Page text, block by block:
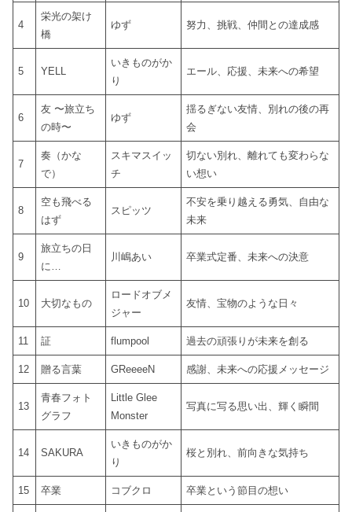
4
栄光の架け
橋
ゆず 努力、挑戦、仲間との達成感
5 YELL
いきものがか
り
エール、応援、未来への希望
6
友 〜旅立ち
の時〜
ゆず
揺るぎない友情、別れの後の再
会
7
奏（かな
で）
スキマスイッ
チ
切ない別れ、離れても変わらな
い想い
8
空も飛べる
はず
スピッツ
不安を乗り越える勇気、自由な
未来
9
旅立ちの日
に…
川嶋あい 卒業式定番、未来への決意
10 大切なもの
ロードオブメ
ジャー
友情、宝物のような日々
11 証 flumpool 過去の頑張りが未来を創る
12 贈る言葉 GReeeeN 感謝、未来への応援メッセージ
13
青春フォト
グラフ
Little Glee
Monster
写真に写る思い出、輝く瞬間
14 SAKURA
いきものがか
り
桜と別れ、前向きな気持ち
15 卒業 コブクロ 卒業という節目の想い